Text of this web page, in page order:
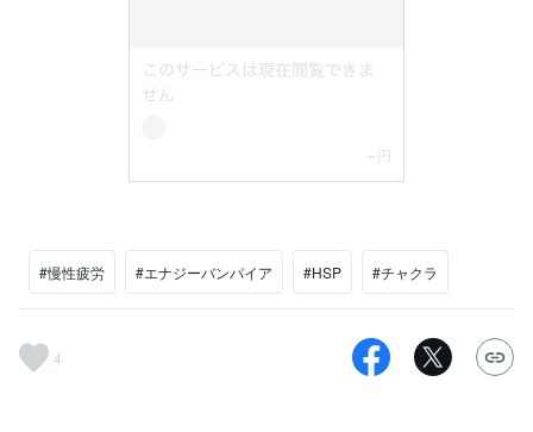
#慢性疲労 #エナジーバンパイア #HSP #チャクラ
4